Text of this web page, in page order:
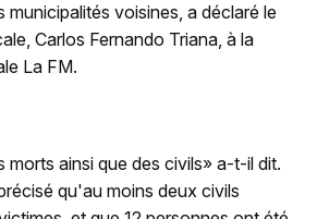
municipalités voisines, a déclaré le
Carlos Fernando Triana, à la
La FM.
morts ainsi que des civils» a-t-il dit.
qu'au moins deux civils